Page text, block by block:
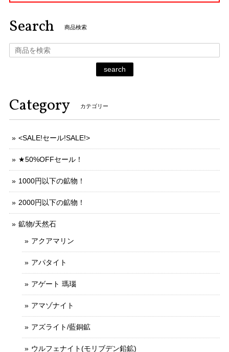
Search 商品検索
search
Category カテゴリー
<SALE!セール!SALE!>
★50%OFFセール！
1000円以下の鉱物！
2000円以下の鉱物！
鉱物/天然石
アクアマリン
アパタイト
アゲート 瑪瑙
アマゾナイト
アズライト/藍銅鉱
ウルフェナイト(モリブデン鉛鉱)